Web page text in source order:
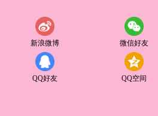
新浪微博 微信好友
QQ好友 QQ空间